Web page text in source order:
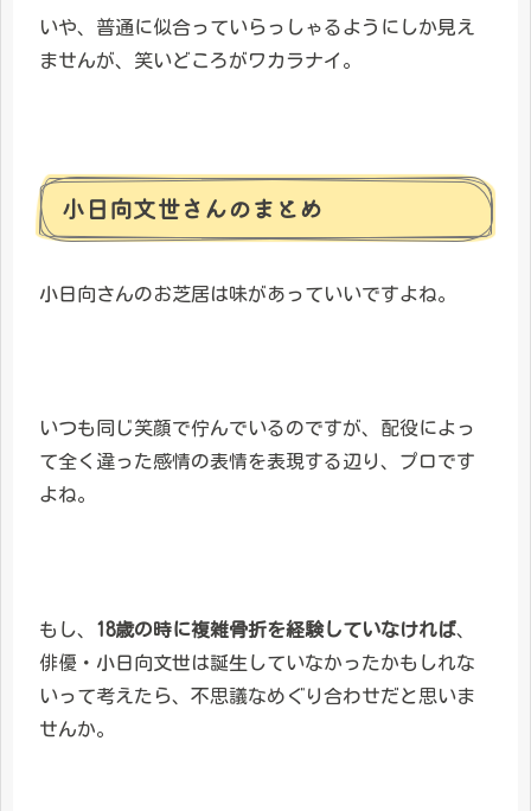
いや、普通に似合っていらっしゃるようにしか見え
ませんが、笑いどころがワカラナイ。
小日向文世さんのまとめ
小日向さんのお芝居は味があっていいですよね。
いつも同じ笑顔で佇んでいるのですが、配役によっ
て全く違った感情の表情を表現する辺り、プロです
よね。
もし、 18歳の時に複雑骨折を経験していなければ、
俳優・小日向文世は誕生していなかったかもしれな
いって考えたら、不思議なめぐり合わせだと思いま
せんか。